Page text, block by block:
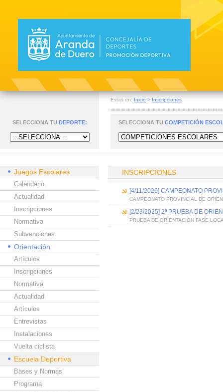
Estas en: Inicio > Inscripciones
SELECCIONA TU DEPORTE: SELECCIONA TU COMPETICIÓN
Juegos Escolares
Calendario
Actualidad
Inscripciones
Normativa
Subvenciones
Orientación
Artículos
Inscripciones
Normativa
Actualidad
Artículos
Entrevistas
Instalaciones
Vuelta ciclista
Escuela Deportiva
Bases y Normas
Programa
INSCRIPCIONES
[4/11/2026] CAMPEONATO
CAMPEONATO PROVINCIAL DE
[2/23/2025] 2ª PRUEBA DE
PRUEBA DE ORIENTACIÓN FASE